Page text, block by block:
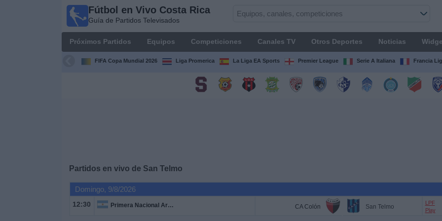
Fútbol en Vivo Costa Rica
Guía de Partidos Televisados
Próximos Partidos Equipos Competiciones Canales TV Otros Deportes Noticias
FIFA Copa Mundial 2026 Liga Promerica La Liga EA Sports Premier League Serie A Italiana Francia
Partidos en vivo de San Telmo
Domingo, 9/8/2026
12:30 Primera Nacional Argentina CA Colón San Telmo
LPF
Play